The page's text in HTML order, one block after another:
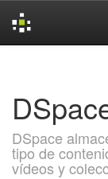
DSpace
tipo de
vídeos y